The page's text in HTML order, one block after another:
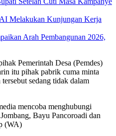
Melakukan Kunjungan Kerja
Arah Pembangunan 2026,
Pemerintah Desa (Pemdes)
itu pihak pabrik cuma minta
sedang tidak dalam
mencoba menghubungi
Bayu Pancoroadi dan
(WA)